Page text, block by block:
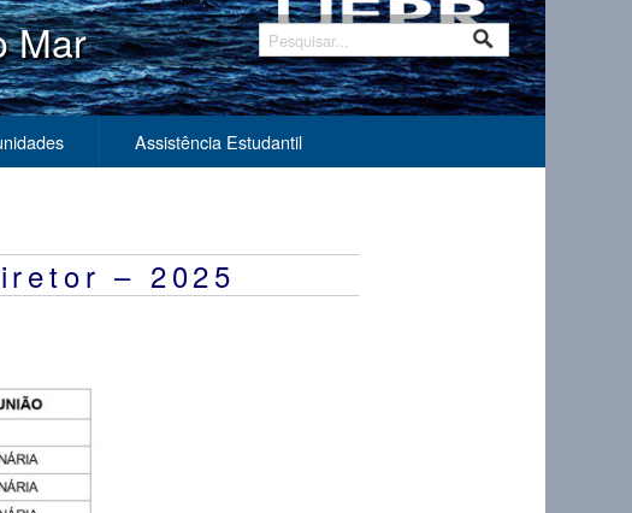
Mar
Assistência Estudantil
– 2025